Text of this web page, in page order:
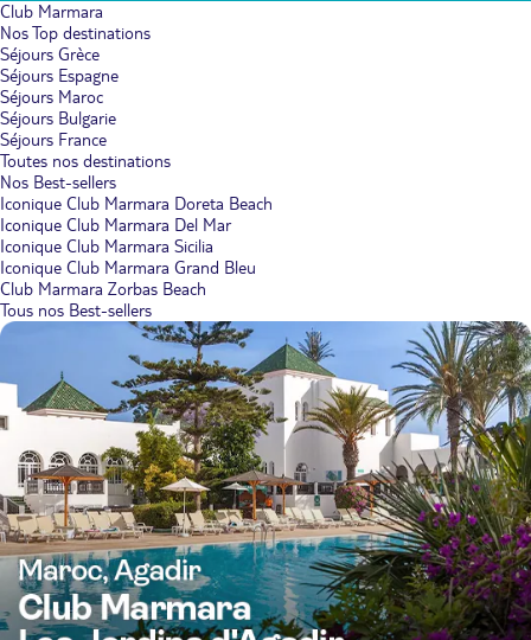
Club Marmara
Nos Top destinations
Séjours Grèce
Séjours Espagne
Séjours Maroc
Séjours Bulgarie
Séjours France
Toutes nos destinations
Nos Best-sellers
Iconique Club Marmara Doreta Beach
Iconique Club Marmara Del Mar
Iconique Club Marmara Sicilia
Iconique Club Marmara Grand Bleu
Club Marmara Zorbas Beach
Tous nos Best-sellers